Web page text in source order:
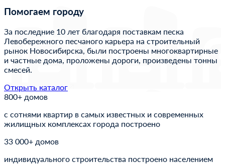
Помогаем городу
За последние 10 лет благодаря поставкам песка
Левобережного песчаного карьера на строительный
рынок Новосибирска, были построены многоквартирные
и частные дома, проложены дороги, произведены тонны
смесей.
Открыть каталог
800+ домов
с сотнями квартир в самых известных и современных
жилищных комплексах города построено
33 000+ домов
индивидуального строительства построено населением